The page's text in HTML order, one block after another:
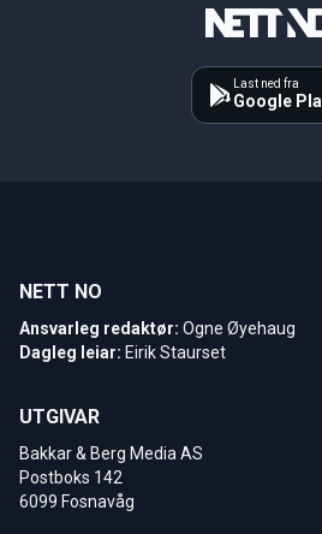
Last ned fra
Google
NETT NO
Ansvarleg redaktør: Ogne Øyehaug
Dagleg leiar: Eirik Staurset
UTGIVAR
Bakkar & Berg Media AS
Postboks 142
6099 Fosnavåg